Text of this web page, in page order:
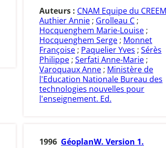
Auteurs : CNAM Equipe du CREEM
Authier Annie ; Grolleau C ;
Hocquenghem Marie-Louise ;
Hocquenghem Serge ; Monnet
Françoise ; Paquelier Yves ; Sérès
Philippe ; Serfati Anne-Marie ;
Varoquaux Anne ; Ministère de
l'Education Nationale Bureau des
technologies nouvelles pour
l'enseignement. Ed.
1996 GéoplanW. Version 1.